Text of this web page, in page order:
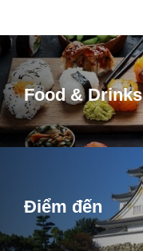
Food & Drinks
Điểm đến